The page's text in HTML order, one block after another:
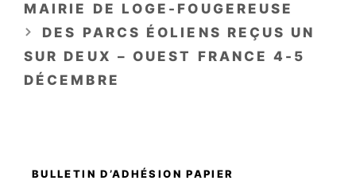
MAIRIE DE LOGE-FOUGEREUSE
DES PARCS ÉOLIENS REÇUS UN
SUR DEUX – OUEST FRANCE 4-5
DÉCEMBRE
BULLETIN D’ADHÉSION PAPIER